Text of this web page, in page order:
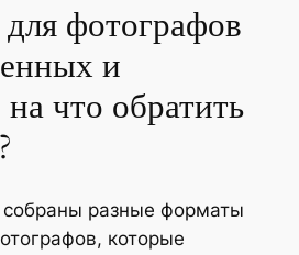
фотографов
и
что обратить
собраны разные форматы
которые